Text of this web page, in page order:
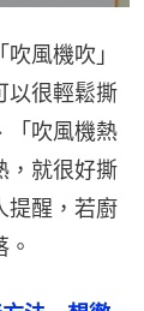
風機吹」
以很輕鬆撕
「吹風機熱
，就很好撕
提醒，若廚